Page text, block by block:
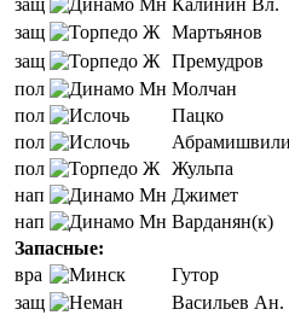
защ
Мартьянов
защ
Премудров
пол
Молчан
пол
Пацко
пол
пол
Жульпа
нап
Джимет
нап
Варданян(к)
Запасные:
вра
Гутор
защ
Васильев Ан.